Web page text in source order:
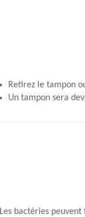
Retirez le tampon
Un tampon sera
Les bactéries